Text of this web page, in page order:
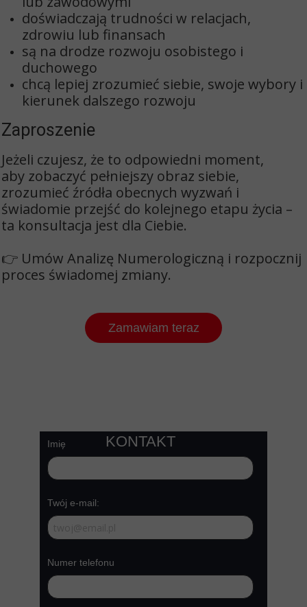
doświadczają trudności w relacjach,
zdrowiu lub finansach
są na drodze rozwoju osobistego i
duchowego
chcą lepiej zrozumieć siebie, swoje wybory i
kierunek dalszego rozwoju
Zaproszenie
Jeżeli czujesz, że to odpowiedni moment,
aby zobaczyć pełniejszy obraz siebie,
zrozumieć źródła obecnych wyzwań i
świadomie przejść do kolejnego etapu życia –
ta konsultacja jest dla Ciebie.
👉 Umów Analizę Numerologiczną i rozpocznij
proces świadomej zmiany.
Zamawiam teraz
Imię
Twój e-mail:
Numer telefonu
KONTAKT